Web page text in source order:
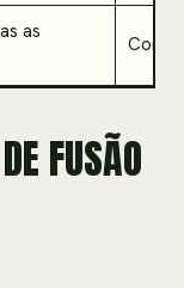
as
FUSÃO